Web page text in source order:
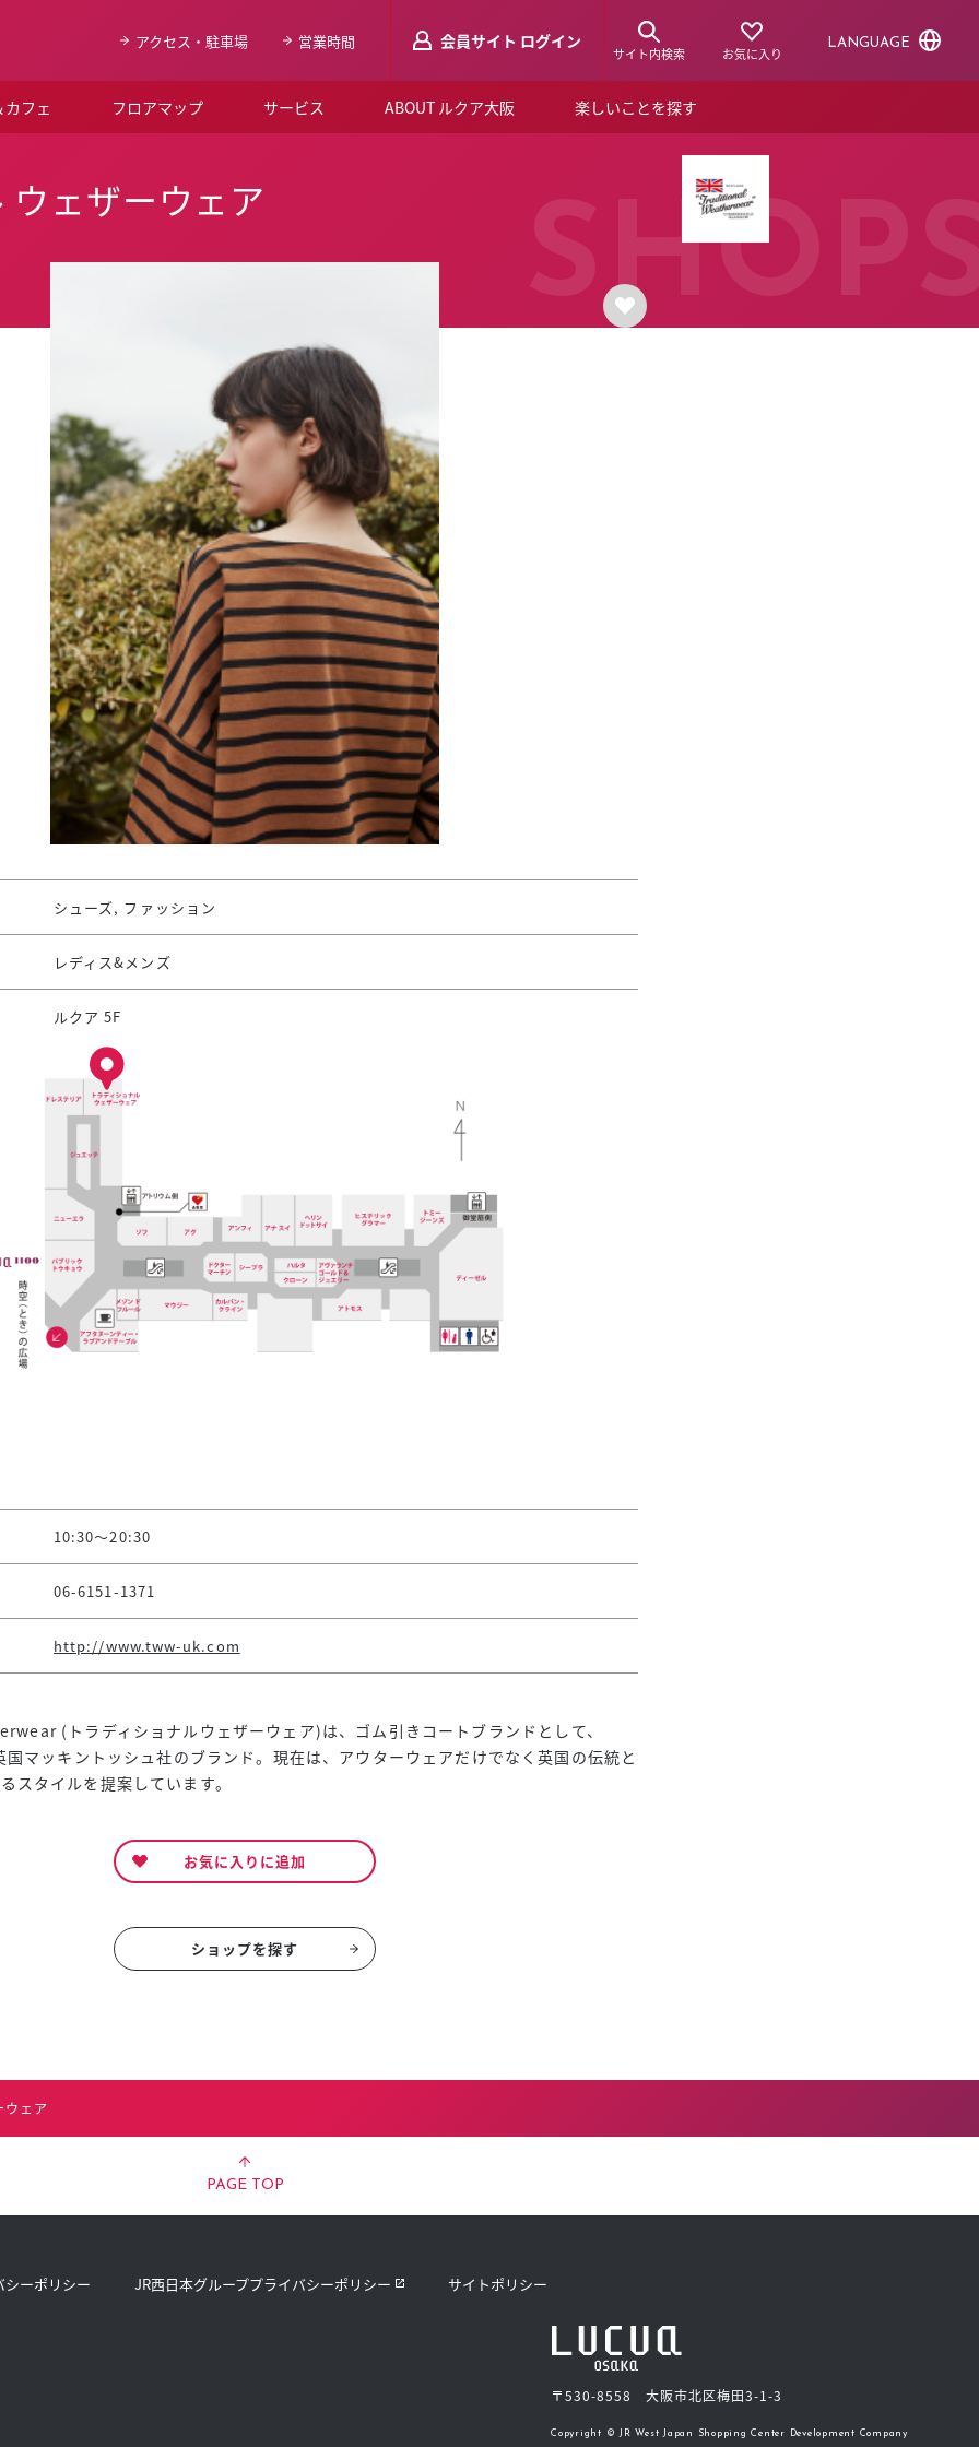
アクセス・駐車場 営業時間 会員サイト ログイン
サイト内検索 お気に入り
LANGUAGE
フェ フロアマップ サービス ABOUT ルクア大阪
SNSアカウント一覧
LUCUAブライダルクラブ
ルクア大阪イベントホール
スタッフ募集（長期で働きたい方）
スタッフ募集（スポットで働きたい
方）
楽しいことを探す
ショップニュース
ルクアスタイル
デジタルブック
ェザーウェア
シューズ, ファッション
レディス&メンズ
ルクア 5F
10:30～20:30
06-6151-1371
http://www.tww-uk.com
(トラディショナルウェザーウェア)は、ゴム引きコートブランドとして、
マッキントッシュ社のブランド。現在は、アウターウェアだけでなく英国の伝統と
スタイルを提案しています。
お気に入りに追加
ショップを探す
ウェア
PAGE TOP
シーポリシー JR西日本グループプライバシーポリシー サイトポリシー
〒530-8558 大阪市北区梅田3-1-3
Copyright © JR West Japan Shopping Center Development Company